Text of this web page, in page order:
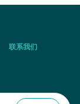
联系我们